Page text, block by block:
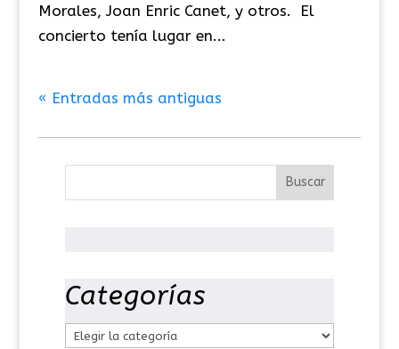
Morales, Joan Enric Canet, y otros. El
concierto tenía lugar en...
« Entradas más antiguas
Categorías